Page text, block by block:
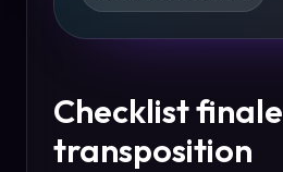
Checklist
transposition